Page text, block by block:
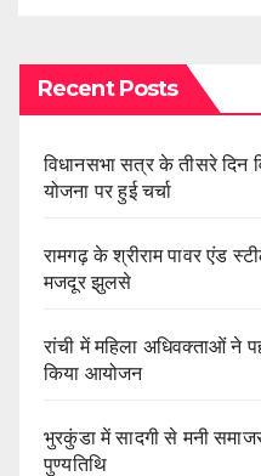
Recent Posts
विधानसभा सत्र के तीसरे दिन
योजना पर हुई चर्चा
रामगढ़ के श्रीराम पावर एंड
मजदूर झुलसे
रांची में महिला अधिवक्ताओं ने
किया आयोजन
भुरकुंडा में सादगी से मनी
पुण्यतिथि